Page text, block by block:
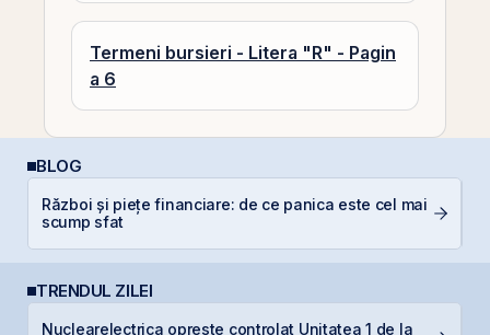
Termeni bursieri - Litera "R" - Pagin
a 6
BLOG
Război și piețe financiare: de ce panica este cel mai
scump sfat
TRENDUL ZILEI
Nuclearelectrica oprește controlat Unitatea 1 de la